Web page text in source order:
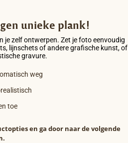
unieke plank!
je zelf ontwerpen. Zet je foto eenvoudig
lijnschets of andere grafische kunst, of
gravure.
weg
toe
en ga door naar de volgende